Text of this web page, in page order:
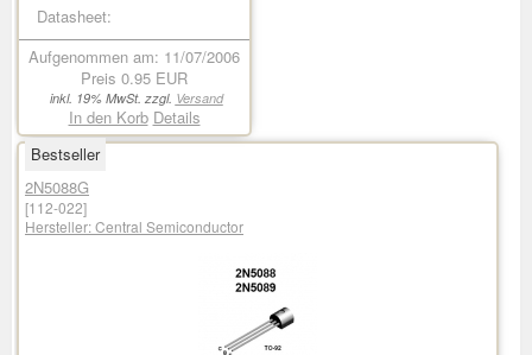
Datasheet:
Aufgenommen am: 11/07/2006
Preis 0.95 EUR
inkl. 19% MwSt. zzgl. Versand
In den Korb Details
Bestseller
2N5088G
[112-022]
Hersteller:Central Semiconductor